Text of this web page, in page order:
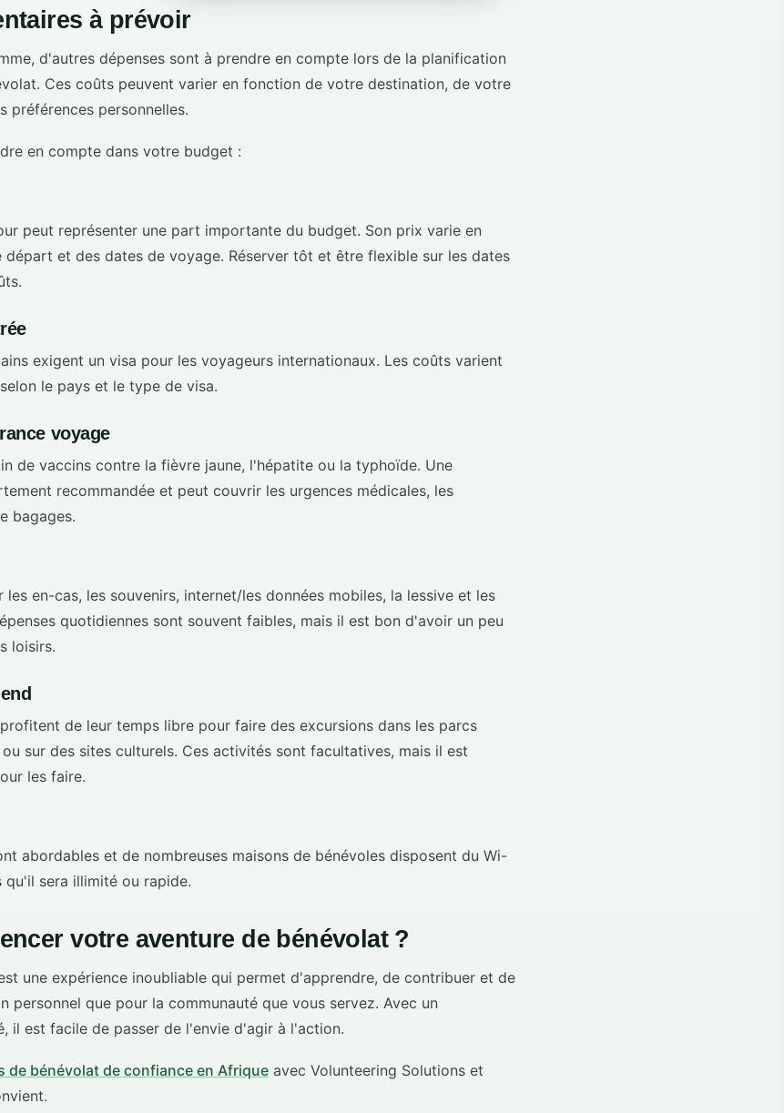
à prévoir
d'autres dépenses sont à prendre en compte lors de la planification
Ces coûts peuvent varier en fonction de votre destination, de votre
préférences personnelles.
en compte dans votre budget :
peut représenter une part importante du budget. Son prix varie en
et des dates de voyage. Réserver tôt et être flexible sur les dates
exigent un visa pour les voyageurs internationaux. Les coûts varient
le pays et le type de visa.
voyage
de vaccins contre la fièvre jaune, l'hépatite ou la typhoïde. Une
recommandée et peut couvrir les urgences médicales, les
bagages.
en-cas, les souvenirs, internet/les données mobiles, la lessive et les
quotidiennes sont souvent faibles, mais il est bon d'avoir un peu
loisirs.
de leur temps libre pour faire des excursions dans les parcs
sur des sites culturels. Ces activités sont facultatives, mais il est
les faire.
abordables et de nombreuses maisons de bénévoles disposent du Wi-
qu'il sera illimité ou rapide.
votre aventure de bénévolat ?
une expérience inoubliable qui permet d'apprendre, de contribuer et de
personnel que pour la communauté que vous servez. Avec un
il est facile de passer de l'envie d'agir à l'action.
de bénévolat de confiance en Afrique avec Volunteering Solutions et